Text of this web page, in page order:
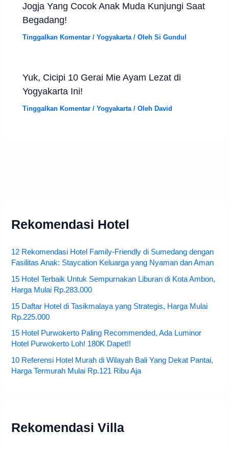
Jogja Yang Cocok Anak Muda Kunjungi Saat
Begadang!
Tinggalkan Komentar /Yogyakarta / OlehSi Gundul
Yuk, Cicipi 10 Gerai Mie Ayam Lezat di
Yogyakarta Ini!
Tinggalkan Komentar /Yogyakarta / Oleh David
Rekomendasi Hotel
12 Rekomendasi Hotel Family-Friendly di Sumedang dengan
Fasilitas Anak: Staycation Keluarga yang Nyaman dan Aman
15 Hotel Terbaik Untuk Sempurnakan Liburan di Kota Ambon,
Harga Mulai Rp.283.000
15 Daftar Hotel di Tasikmalaya yang Strategis, Harga Mulai
Rp.225.000
15 Hotel Purwokerto Paling Recommended, Ada Luminor
Hotel Purwokerto Loh! 180K Dapet!!
10 Referensi Hotel Murah di Wilayah Bali Yang Dekat Pantai,
Harga Termurah Mulai Rp.121 Ribu Aja
Rekomendasi Villa